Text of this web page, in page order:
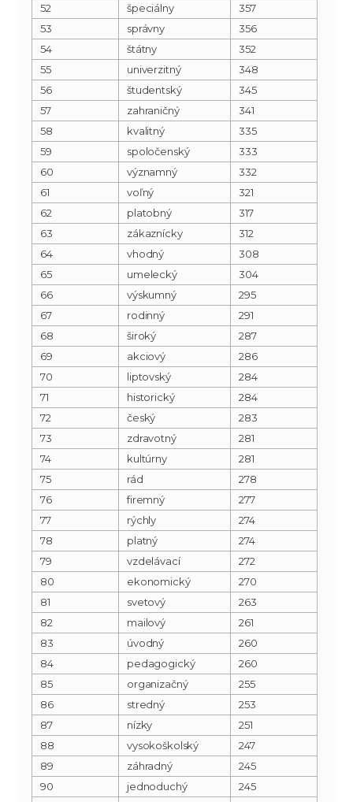
52
špeciálny
357
53
správny
356
54
štátny
352
55
univerzitný
348
56
študentský
345
57
zahraničný
341
58
kvalitný
335
59
spoločenský
333
60
významný
332
61
voľný
321
62
platobný
317
63
zákaznícky
312
64
vhodný
308
65
umelecký
304
66
výskumný
295
67
rodinný
291
68
široký
287
69
akciový
286
70
liptovský
284
71
historický
284
72
český
283
73
zdravotný
281
74
kultúrny
281
75
rád
278
76
firemný
277
77
rýchly
274
78
platný
274
79
vzdelávací
272
80
ekonomický
270
81
svetový
263
82
mailový
261
83
úvodný
260
84
pedagogický
260
85
organizačný
255
86
stredný
253
87
nízky
251
88
vysokoškolský
247
89
záhradný
245
90
jednoduchý
245